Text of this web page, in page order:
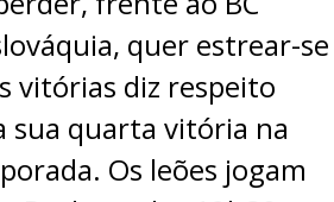
quer estrear-se
vitórias diz respeito
sua quarta vitória na
Os leões jogam